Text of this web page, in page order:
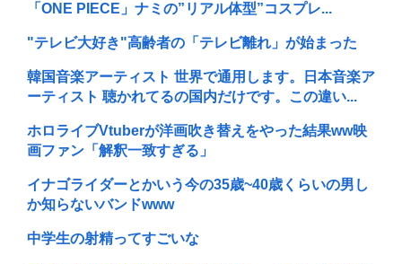
「ONE PIECE」ナミの”リアル体型”コスプレ...
"テレビ大好き"高齢者の「テレビ離れ」が始まった
韓国音楽アーティスト 世界で通用します。日本音楽ア
ーティスト 聴かれてるの国内だけです。この違い...
ホロライブVtuberが洋画吹き替えをやった結果ww映
画ファン「解釈一致すぎる」
イナゴライダーとかいう今の35歳~40歳くらいの男し
か知らないバンドwww
中学生の射精ってすごいな